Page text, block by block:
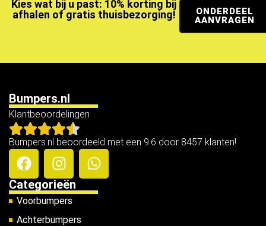
Kies wat bij u past: 10% korting bij
afhalen of gratis thuisbezorging!
ONDERDEEL
AANVRAGEN
Bumpers.nl
Klantbeoordelingen
Bumpers.nl beoordeeld met een 9.6 door 8457 klanten!
Categorieën
Voorbumpers
Achterbumpers